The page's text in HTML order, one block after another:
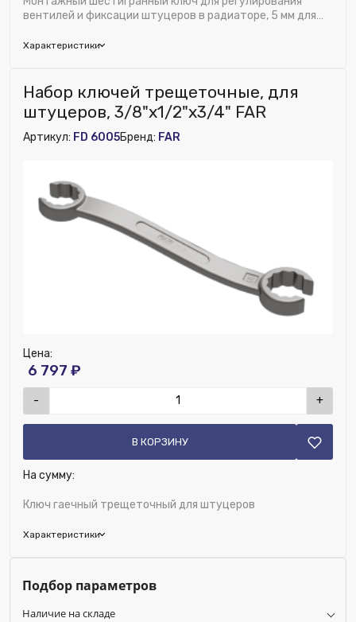
Подбор параметров
Наличие на складе
вентилей и фиксации штуцеров в радиаторе, 5 мм для
Характеристики
Бренд:
Ширина (мм):
Набор ключей трещеточные, для
штуцеров, 3/8"х1/2"х3/4" FAR
Артикул: FD 6005Бренд: FAR
Ключ гаечный трещеточный для штуцеров
Характеристики
Цена:
6 797 ₽
- +
В КОРЗИНУ
На сумму:
Модельный ряд:Ключ на 3/8”-1/2”-3/4”